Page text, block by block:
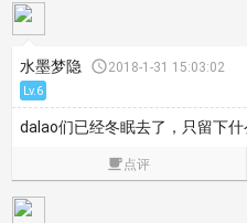
水墨梦隐 2018-1-31 15:03:02
Lv.6
dalao们已经冬眠去了，只留下
点评